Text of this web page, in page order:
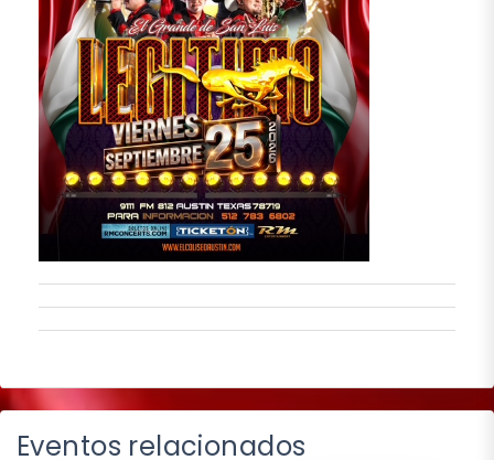
Eventos relacionados